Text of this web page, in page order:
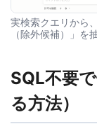
実検索クエリから
（除外候補）」を
SQL不要
る方法）